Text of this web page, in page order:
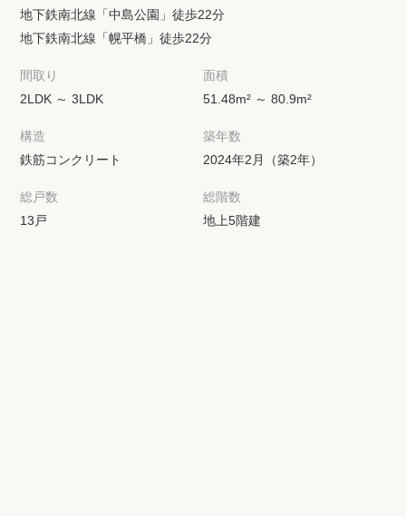
地下鉄南北線「中島公園」徒歩22分
地下鉄南北線「幌平橋」徒歩22分
間取り
2LDK ～ 3LDK
面積
51.48m² ～ 80.9m²
構造
鉄筋コンクリート
築年数
2024年2月（築2年）
総戸数
13戸
総階数
地上5階建